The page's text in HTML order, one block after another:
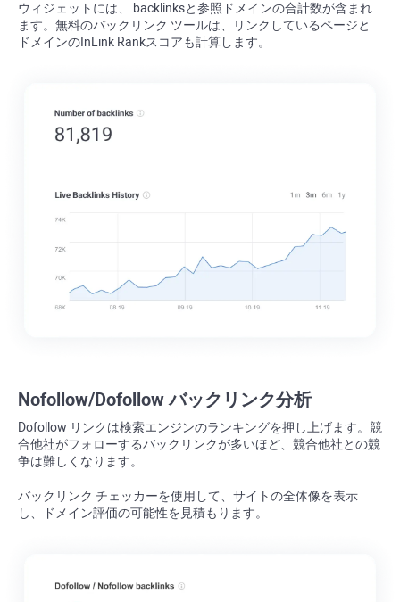
ウィジェットには、 backlinksと参照ドメインの合計数が含まれ
ます。無料のバックリンク ツールは、リンクしているページと
ドメインの InLink Rankスコアも計算します。
Nofollow/Dofollow バックリンク分析
Dofollow リンクは検索エンジンのランキングを押し上げます。競
合他社がフォローするバックリンクが多いほど、競合他社との競
争は難しくなります。
バックリンク チェッカーを使用して、サイトの全体像を表示
し、ドメイン評価の可能性を見積もります。